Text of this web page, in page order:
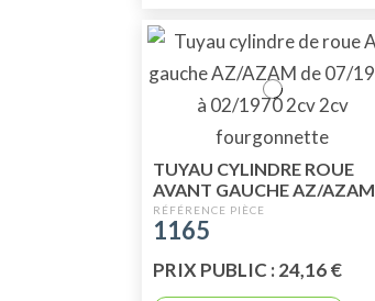
TUYAU CYLINDRE ROUE
AVANT GAUCHE AZ/AZAM
07/64 JUSQU'EN 02/70
1165
PRIX PUBLIC : 24,16 €